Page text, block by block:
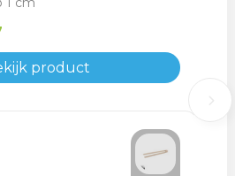
product